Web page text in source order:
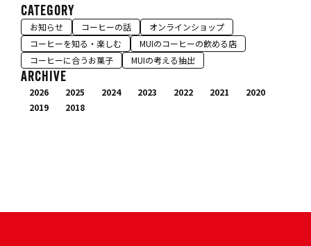
CATEGORY
お知らせ コーヒーの話
オンラインショップ
コーヒーを知る・楽しむ
MUIのコーヒーの飲める店
コーヒーに合うお菓子
MUIの考える抽出
ARCHIVE
2026 2025 2024 2023 2022 2021
2020
2019
2018